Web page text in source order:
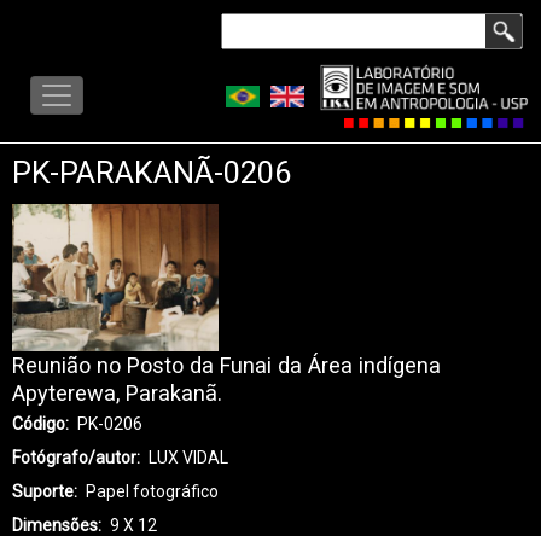
conteúdo
LISA
MENU
PK-PARAKANÃ-0206
Reunião no Posto da Funai da Área indígena
Apyterewa, Parakanã.
Código
PK-0206
Fotógrafo/autor
LUX VIDAL
Suporte
Papel fotográfico
Dimensões
9 X 12